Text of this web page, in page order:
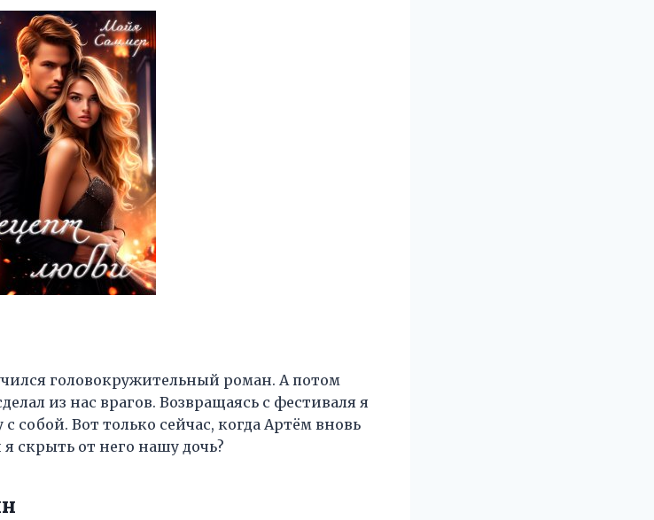
головокружительный роман. А потом
из нас врагов. Возвращаясь с фестиваля я
собой. Вот только сейчас, когда Артём вновь
скрыть от него нашу дочь?